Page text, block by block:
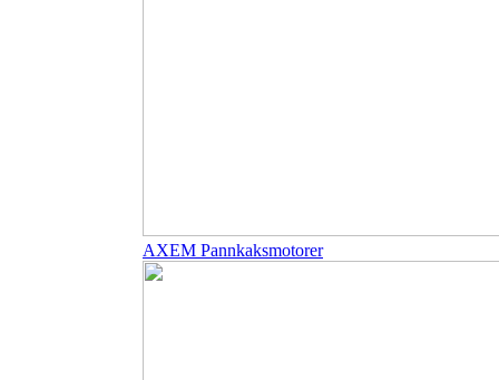
AXEM Pannkaksmotorer